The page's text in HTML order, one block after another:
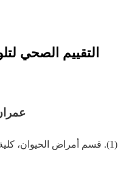
التقييم الصحي
(1). قسم أمراض الحيوان، كلية الطب البيطري، جامعة حماة، حماة، سورية.